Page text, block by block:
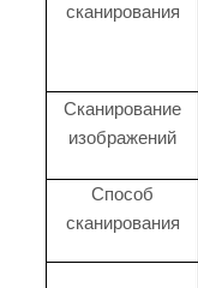
сканирования
Сканирование
изображений
Способ
сканирования